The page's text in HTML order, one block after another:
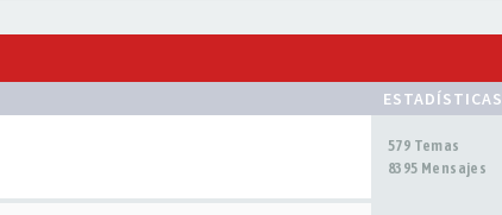
ESTADÍSTICAS
579 Temas
8395 Mensajes